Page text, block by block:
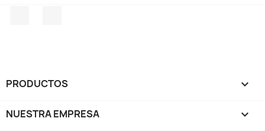
PRODUCTOS 
NUESTRA EMPRESA 